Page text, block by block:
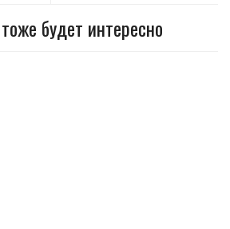
будет интересно